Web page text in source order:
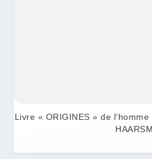
Livre « ORIGINES » de l’homme